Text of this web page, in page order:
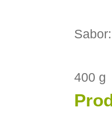
400 g